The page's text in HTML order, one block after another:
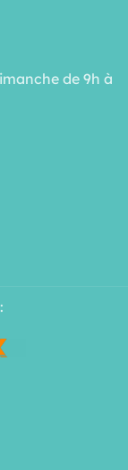
de 9h à